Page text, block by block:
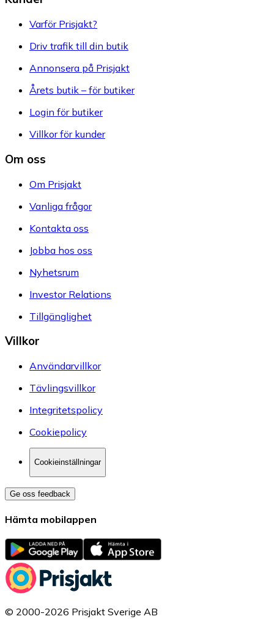
Varför Prisjakt?
Driv trafik till din butik
Annonsera på Prisjakt
Årets butik – för butiker
Login för butiker
Villkor för kunder
Om oss
Om Prisjakt
Vanliga frågor
Kontakta oss
Jobba hos oss
Nyhetsrum
Investor Relations
Tillgänglighet
Villkor
Användarvillkor
Tävlingsvillkor
Integritetspolicy
Cookiepolicy
Cookieinställningar
Ge oss feedback
Hämta mobilappen
© 2000-2026 Prisjakt Sverige AB